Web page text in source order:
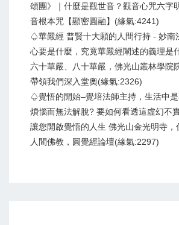
頌團》｜什麼是觀世音？觀音心咒六字
音根本咒【顯密圓融】(緣氣:4241)
♤華嚴經 普賢十大願的人間行持 - 妙南
心要是什麼，究竟華嚴經闡述的義理是
六十華嚴、八十華嚴，佛光山叢林學院
帶領我們深入堂奧(緣氣:2326)
♤覺悟的開始–覺培法師主持，生活中
煩惱而無法解脫? 要如何看透這虛幻不
讓您開啟覺悟的人生 佛光山金光明寺，
人間佛教，圓覺經論壇(緣氣:2297)